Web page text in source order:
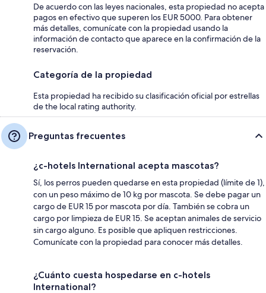
De acuerdo con las leyes nacionales, esta propiedad no acepta
pagos en efectivo que superen los EUR 5000. Para obtener
más detalles, comunícate con la propiedad usando la
información de contacto que aparece en la confirmación de la
reservación.
Categoría de la propiedad
Esta propiedad ha recibido su clasificación oficial por estrellas
de the local rating authority.
Preguntas frecuentes
¿c-hotels International acepta mascotas?
Sí, los perros pueden quedarse en esta propiedad (límite de 1),
con un peso máximo de 10 kg por mascota. Se debe pagar un
cargo de EUR 15 por mascota por día. También se cobra un
cargo por limpieza de EUR 15. Se aceptan animales de servicio
sin cargo alguno. Es posible que apliquen restricciones.
Comunícate con la propiedad para conocer más detalles.
¿Cuánto cuesta hospedarse en c-hotels
International?